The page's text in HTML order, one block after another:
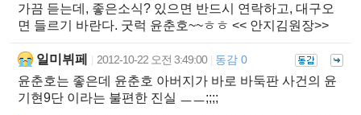
가끔 듣는데, 좋은소식? 있으면 반드시 연락하고, 대구오
면 들르기 바란다. 굿럭 윤춘호~~ㅎㅎ << 안지김원장>>
일미뷔페 2012-10-22 오전 3:49:00 동감 0
윤춘호는 좋은데 윤춘호 아버지가 바로 바둑판 사건의 윤
기현9단 이라는 불편한 진실 ㅡㅡ;;;;